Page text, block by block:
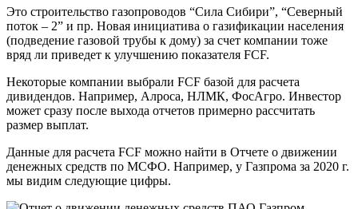
Это строительство газопроводов “Сила Сибири”, “Северный
поток – 2” и пр. Новая инициатива о газификации населения
(подведение газовой трубы к дому) за счет компании тоже
вряд ли приведет к улучшению показателя FCF.
Некоторые компании выбрали FCF базой для расчета
дивидендов. Например, Алроса, НЛМК, ФосАгро. Инвестор
может сразу после выхода отчетов примерно рассчитать
размер выплат.
Данные для расчета FCF можно найти в Отчете о движении
денежных средств по МСФО. Например, у Газпрома за 2020 г.
мы видим следующие цифры.